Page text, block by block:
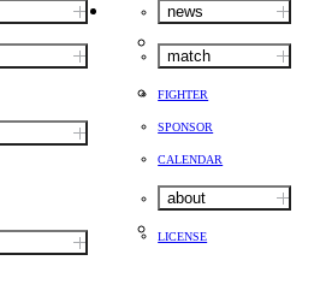
news
match
FIGHTER
SPONSOR
CALENDAR
about
LICENSE